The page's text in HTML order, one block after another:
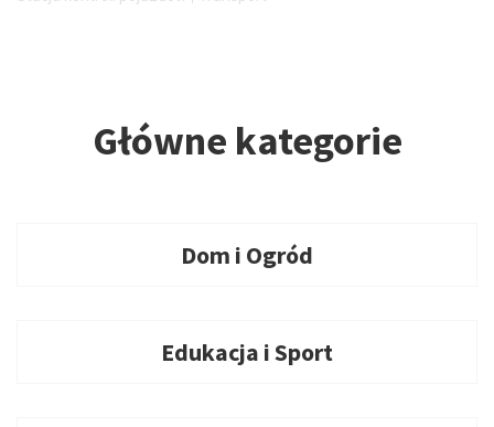
Główne kategorie
Dom i Ogród
Edukacja i Sport